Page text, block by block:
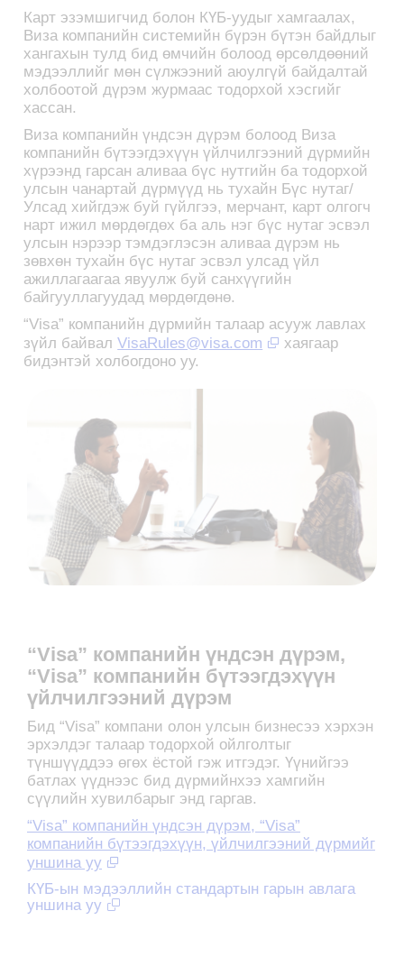
Карт эзэмшигчид болон КҮБ-уудыг хамгаалах,
Виза компанийн системийн бүрэн бүтэн байдлыг
хангахын тулд бид өмчийн болоод өрсөлдөөний
мэдээллийг мөн сүлжээний аюулгүй байдалтай
холбоотой дүрэм журмаас тодорхой хэсгийг
хассан.
Виза компанийн үндсэн дүрэм болоод Виза
компанийн бүтээгдэхүүн үйлчилгээний дүрмийн
хүрээнд гарсан аливаа бүс нутгийн ба тодорхой
улсын чанартай дүрмүүд нь тухайн Бүс нутаг/
Улсад хийгдэж буй гүйлгээ, мерчант, карт олгогч
нарт ижил мөрдөгдөх ба аль нэг бүс нутаг эсвэл
улсын нэрээр тэмдэглэсэн аливаа дүрэм нь
зөвхөн тухайн бүс нутаг эсвэл улсад үйл
ажиллагаагаа явуулж буй санхүүгийн
байгууллагуудад мөрдөгдөнө.
“Visa” компанийн дүрмийн талаар асууж лавлах
зүйл байвалVisaRules@visa.com
хаягаар
бидэнтэй холбогдоно уу.
“Visa” компанийн үндсэн дүрэм,
“Visa” компанийн бүтээгдэхүүн
үйлчилгээний дүрэм
Бид “Visa” компани олон улсын бизнесээ хэрхэн
эрхэлдэг талаар тодорхой ойлголтыг
түншүүддээ өгөх ёстой гэж итгэдэг. Үүнийгээ
батлах үүднээс бид дүрмийнхээ хамгийн
сүүлийн хувилбарыг энд гаргав.
“Visa” компанийн үндсэн дүрэм, “Visa”
компанийн бүтээгдэхүүн, үйлчилгээний дүрмийг
уншина уу
КҮБ-ын мэдээллийн стандартын гарын авлага
уншина уу